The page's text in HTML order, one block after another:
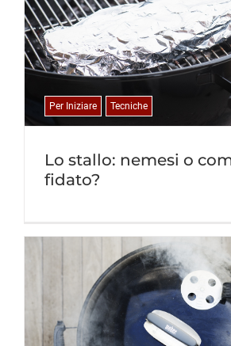
Lo stallo: nemesi o
fidato?
Per Iniziare Tecniche